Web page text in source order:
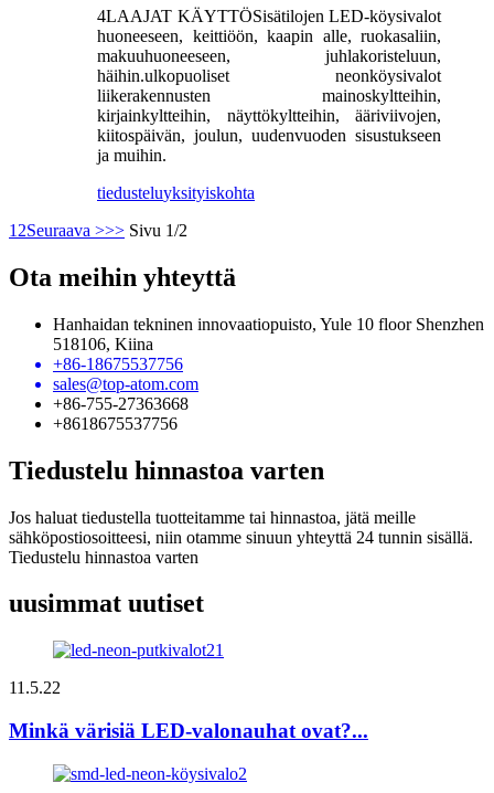
4LAAJAT KÄYTTÖSisätilojen LED-köysivalot
huoneeseen, keittiöön, kaapin alle, ruokasaliin,
makuuhuoneeseen, juhlakoristeluun,
häihin.ulkopuoliset neonköysivalot
liikerakennusten mainoskyltteihin,
kirjainkyltteihin, näyttökyltteihin, ääriviivojen,
kiitospäivän, joulun, uudenvuoden sisustukseen
ja muihin.
tiedusteluyksityiskohta
1 2Seuraava >>> Sivu 1/2
Ota meihin yhteyttä
Hanhaidan tekninen innovaatiopuisto, Yule 10 floor Shenzhen
518106, Kiina
+86-18675537756
sales@top-atom.com
+86-755-27363668
+8618675537756
Tiedustelu hinnastoa varten
Jos haluat tiedustella tuotteitamme tai hinnastoa, jätä meille
sähköpostiosoitteesi, niin otamme sinuun yhteyttä 24 tunnin sisällä.
Tiedustelu hinnastoa varten
uusimmat uutiset
11.5.22
Minkä värisiä LED-valonauhat ovat?...